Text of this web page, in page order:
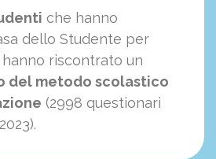
che hanno
dello Studente per
riscontrato un
del metodo scolastico
(2998 questionari